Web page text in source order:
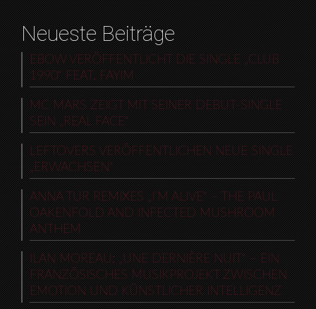
Neueste Beiträge
EBOW VERÖFFENTLICHT DIE SINGLE „CLUB
1990“ FEAT. FAYIM
MC MARS ZEIGT MIT SEINER DEBUT-SINGLE
SEIN „REAL FACE“
LEFTOVERS VERÖFFENTLICHEN NEUE SINGLE
„ERWACHSEN“
ANNA TUR REMIXES „I’M ALIVE“ – THE PAUL
OAKENFOLD AND INFECTED MUSHROOM
ANTHEM
ILAN MOREAU: „UNE DERNIÈRE NUIT“ – EIN
FRANZÖSISCHES MUSIKPROJEKT ZWISCHEN
EMOTION UND KÜNSTLICHER INTELLIGENZ